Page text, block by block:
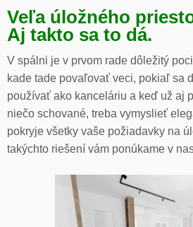
Veľa úložného
Aj takto sa to dá.
V spálni je v prvom rade dôležitý
kade tade povaľovať veci, pokiaľ sa
používať ako kanceláriu a keď už aj
niečo schované, treba vymyslieť
pokryje všetky vaše požiadavky na
takýchto riešení vám ponúkame v